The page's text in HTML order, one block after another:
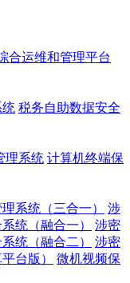
合运维和管理平台
统 税务自助数据安全
理系统 计算机终端保
系统（三合一）
涉
统（融合一）
涉密
统（融合二）
涉密
台版）
微机视频保